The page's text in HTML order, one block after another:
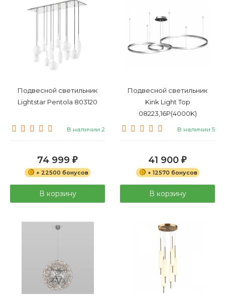
Подвесной светильник
Lightstar Pentola 803120
В наличии 2
74 999 ₽
+ 22500 бонусов
В корзину
Подвесной светильник
Kink Light Тор
08223,16P(4000K)
В наличии 5
41 900 ₽
+ 12570 бонусов
В корзину